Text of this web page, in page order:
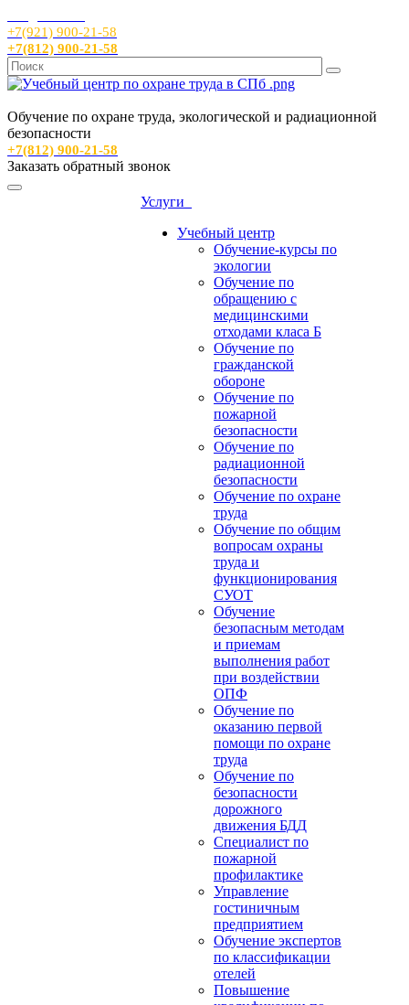
+7(921) 900-21-58
+7(812) 900-21-58
Обучение по охране труда, экологической и радиационной
безопасности
+7(812) 900-21-58
Заказать обратный звонок
Услуги
Учебный центр
Обучение-курсы по
экологии
Обучение по
обращению с
медицинскими
отходами класа Б
Обучение по
гражданской
обороне
Обучение по
пожарной
безопасности
Обучение по
радиационной
безопасности
Обучение по охране
труда
Обучение по общим
вопросам охраны
труда и
функционирования
СУОТ
Обучение
безопасным методам
и приемам
выполнения работ
при воздействии
ОПФ
Обучение по
оказанию первой
помощи по охране
труда
Обучение по
безопасности
дорожного
движения БДД
Специалист по
пожарной
профилактике
Управление
гостиничным
предприятием
Обучение экспертов
по классификации
отелей
Повышение